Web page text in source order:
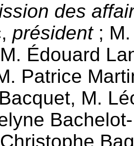
des
, président;
M. Édouard
Patrice
, M.